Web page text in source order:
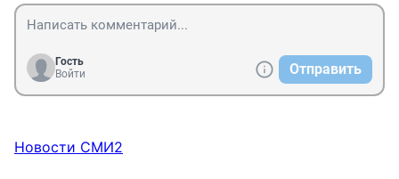
Гость
Войти
Отправить
Новости СМИ2